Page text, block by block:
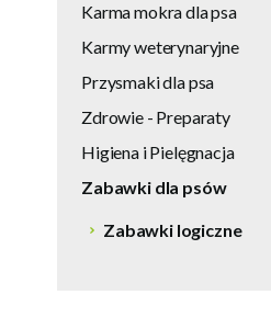
Karma mokra dla psa
Karmy weterynaryjne
Przysmaki dla psa
Zdrowie - Preparaty
Higiena i Pielęgnacja
Zabawki dla psów
Zabawki logiczne